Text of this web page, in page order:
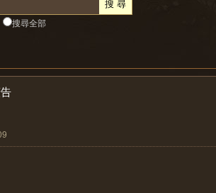
搜尋全部